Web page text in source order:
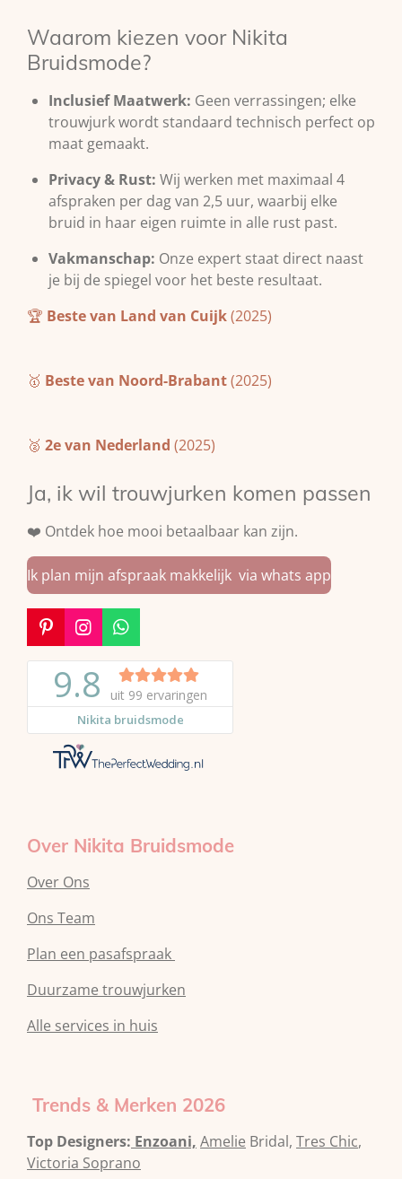
Waarom kiezen voor Nikita
Bruidsmode?
Inclusief Maatwerk: Geen verrassingen; elke
trouwjurk wordt standaard technisch perfect op
maat gemaakt.
Privacy & Rust: Wij werken met maximaal 4
afspraken per dag van 2,5 uur, waarbij elke
bruid in haar eigen ruimte in alle rust past.
Vakmanschap: Onze expert staat direct naast
je bij de spiegel voor het beste resultaat.
🏆 Beste van Land van Cuijk(2025)
🥇 Beste van Noord-Brabant(2025)
🥈 2e van Nederland (2025)
Ja, ik wil trouwjurken komen passen
❤️ Ontdek hoe mooi betaalbaar kan zijn.
Ik plan mijn afspraak makkelijk via whats app
P
i
e
e
I
n
s
t
a
g
r
a
m
W
h
a
t
s
A
p
Over Nikita Bruidsmode
Over Ons
Ons Team
Plan een pasafspraak
Duurzame trouwjurken
Alle services in huis
Trends & Merken 2026
Top Designers: Enzoani, Amelie Bridal, Tres Chic,
Victoria Soprano